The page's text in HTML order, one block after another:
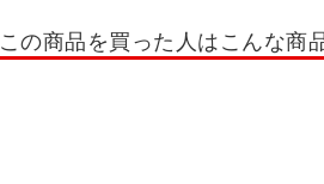
この商品を買った人はこんな商